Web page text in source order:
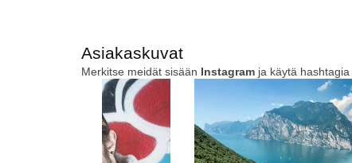
Asiakaskuvat
Merkitse meidät sisään Instagram ja käytä hashtagia